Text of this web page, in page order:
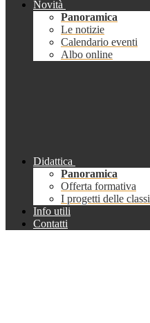
Novità
Panoramica
Le notizie
Calendario eventi
Albo online
Didattica
Panoramica
Offerta formativa
I progetti delle classi
Info utili
Contatti